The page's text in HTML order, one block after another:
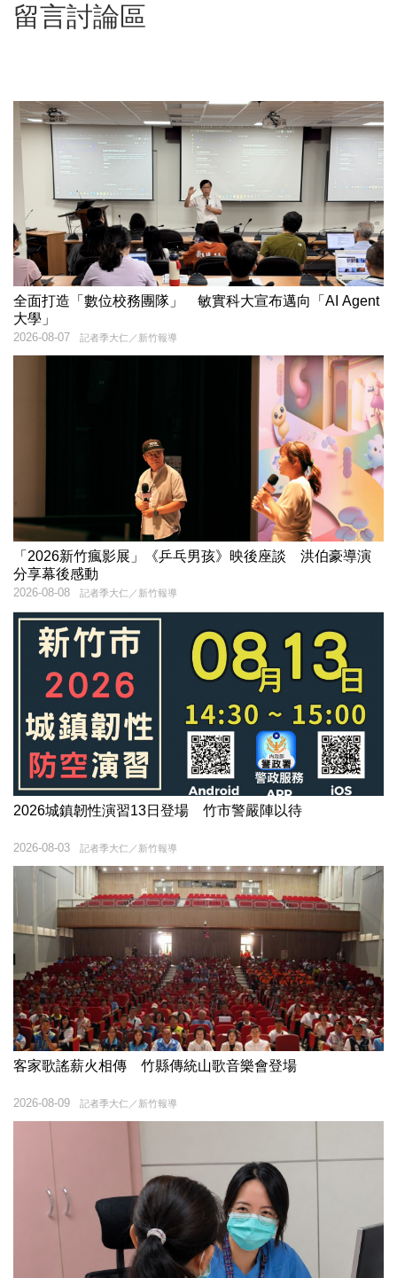
留言討論區
全面打造「數位校務團隊」 敏實科大宣布邁向「AI Agent
大學」
記者季大仁／新竹報導
2026-08-07
「2026新竹瘋影展」《乒乓男孩》映後座談 洪伯豪導演
分享幕後感動
記者季大仁／新竹報導
2026-08-08
2026城鎮韌性演習13日登場 竹市警嚴陣以待
記者季大仁／新竹報導
2026-08-03
客家歌謠薪火相傳 竹縣傳統山歌音樂會登場
記者季大仁／新竹報導
2026-08-09